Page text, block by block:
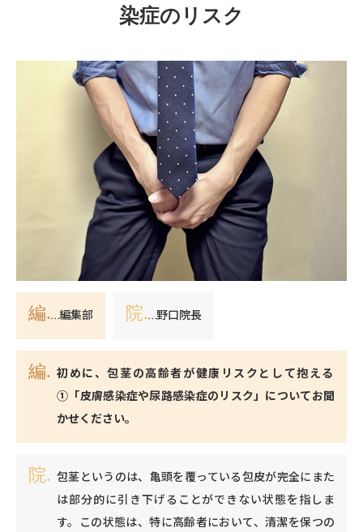
染症のリスク
編.…編集部 院.…野口院長
初めに、包茎の高齢者が健康リスクとして抱える
①「皮膚感染症や尿路感染症のリスク」についてお聞
かせください。
包茎というのは、亀頭を覆っている包皮が完全にまた
は部分的に引き下げることができない状態を指しま
す。この状態は、特に高齢者において、清潔を保つの